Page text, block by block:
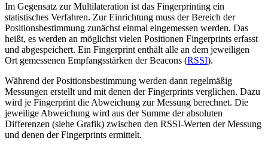
Im Gegensatz zur Multilateration ist das Fingerprinting ein
statistisches Verfahren. Zur Einrichtung muss der Bereich der
Positionsbestimmung zunächst einmal eingemessen werden. Das
heißt, es werden an möglichst vielen Positionen Fingerprints erfasst
und abgespeichert. Ein Fingerprint enthält alle an dem jeweiligen
Ort gemessenen Empfangsstärken der Beacons (RSSI).
Während der Positionsbestimmung werden dann regelmäßig
Messungen erstellt und mit denen der Fingerprints verglichen. Dazu
wird je Fingerprint die Abweichung zur Messung berechnet. Die
jeweilige Abweichung wird aus der Summe der absoluten
Differenzen (siehe Grafik) zwischen den RSSI-Werten der Messung
und denen der Fingerprints ermittelt.